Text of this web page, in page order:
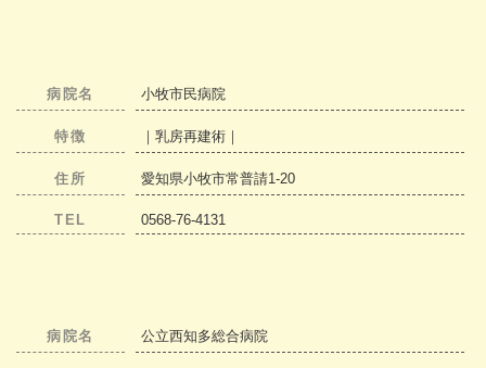
病院名 小牧市民病院
特徴 ｜乳房再建術｜
住所 愛知県小牧市常普請1-20
TEL 0568-76-4131
病院名 公立西知多総合病院